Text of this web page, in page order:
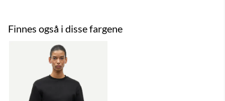
Finnes også i disse fargene